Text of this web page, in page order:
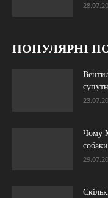
ПОПУЛЯРНІ
Чому